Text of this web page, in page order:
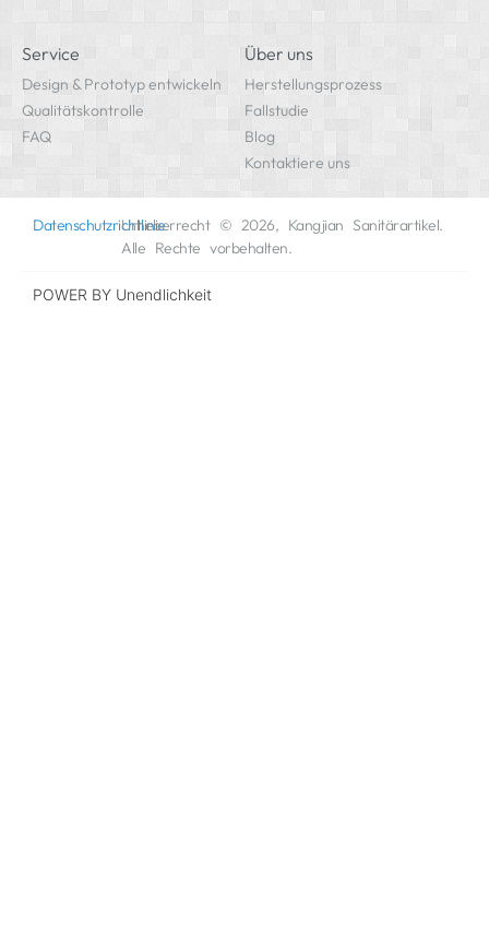
Service
Design & Prototyp entwickeln
Qualitätskontrolle
FAQ
Über uns
Herstellungsprozess
Fallstudie
Blog
Kontaktiere uns
DatenschutzrichtlinieUrheberrecht © 2026, Kangjian Sanitärartikel.
Alle Rechte vorbehalten.
POWER BY Unendlichkeit